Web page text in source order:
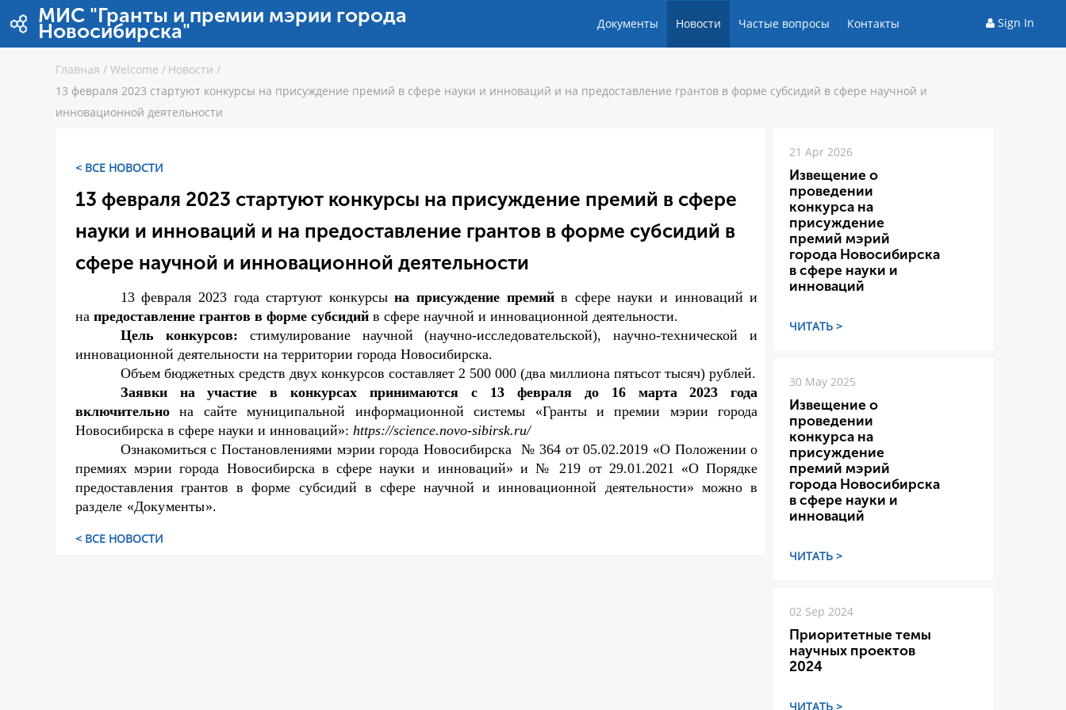
Skip to Content
МИС "Гранты и премии мэрии города
Новосибирска" Документы Новости Частые вопросы Контакты Sign In
Главная / Welcome / Новости /
13 февраля 2023 стартуют конкурсы на присуждение премий в сфере науки и инноваций и на предоставление грантов в форме субсидий в сфере научной и
инновационной деятельности
< ВСЕ НОВОСТИ
13 февраля 2023 стартуют конкурсы на присуждение премий в сфере
науки и инноваций и на предоставление грантов в форме субсидий в
сфере научной и инновационной деятельности
13 февраля 2023 года стартуют конкурсына присуждение премийв сфере науки и инноваций и
на предоставление грантов в форме субсидий в сфере научной и инновационной деятельности.
Цель конкурсов: стимулирование научной (научно-исследовательской), научно-технической и
инновационной деятельности на территории города Новосибирска.
Объем бюджетных средств двух конкурсов составляет 2 500 000 (два миллиона пятьсот тысяч) рублей.
Заявки на участие в конкурсах принимаются с 13 февраля до 16 марта 2023 года
включительнона сайте муниципальной информационной системы «Гранты и премии мэрии города
Новосибирска в сфере науки и инноваций»: https://science.novo-sibirsk.ru/
Ознакомиться с Постановлениями мэрии города Новосибирска № 364 от 05.02.2019 «О Положении о
премиях мэрии города Новосибирска в сфере науки и инноваций» и № 219 от 29.01.2021 «О Порядке
предоставления грантов в форме субсидий в сфере научной и инновационной деятельности» можнов
разделе «Документы».
< ВСЕ НОВОСТИ
21 Apr 2026
Извещение о
проведении
конкурса на
присуждение
премий мэрий
города Новосибирска
в сфере науки и
инноваций
ЧИТАТЬ >
30 May 2025
Извещение о
проведении
конкурса на
присуждение
премий мэрий
города Новосибирска
в сфере науки и
инноваций
ЧИТАТЬ >
02 Sep 2024
Приоритетные темы
научных проектов
2024
ЧИТАТЬ >